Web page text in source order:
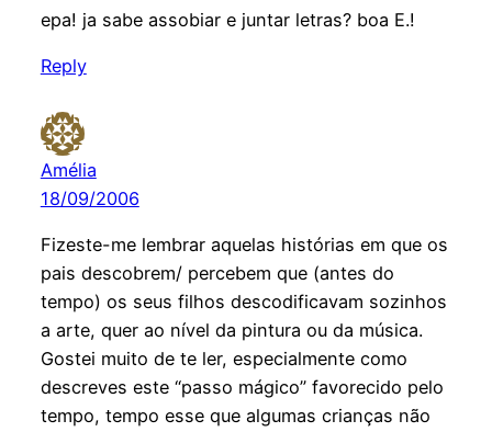
epa! ja sabe assobiar e juntar letras? boa E.!
Reply
Amélia
18/09/2006
Fizeste-me lembrar aquelas histórias em que os
pais descobrem/ percebem que (antes do
tempo) os seus filhos descodificavam sozinhos
a arte, quer ao nível da pintura ou da música.
Gostei muito de te ler, especialmente como
descreves este “passo mágico” favorecido pelo
tempo, tempo esse que algumas crianças não